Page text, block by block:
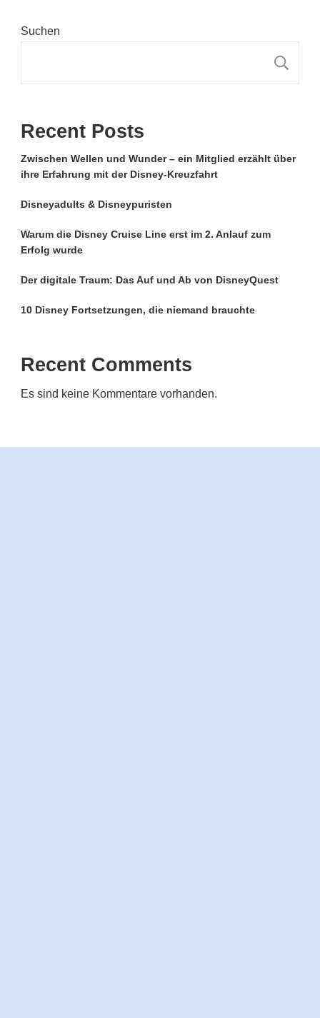
Suchen
Recent Posts
Zwischen Wellen und Wunder – ein Mitglied erzählt über
ihre Erfahrung mit der Disney-Kreuzfahrt
Disneyadults & Disneypuristen
Warum die Disney Cruise Line erst im 2. Anlauf zum
Erfolg wurde
Der digitale Traum: Das Auf und Ab von DisneyQuest
10 Disney Fortsetzungen, die niemand brauchte
Recent Comments
Es sind keine Kommentare vorhanden.